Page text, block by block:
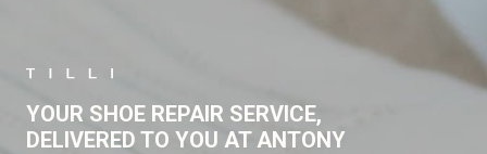
YOUR SHOE REPAIR SERVICE,
DELIVERED TO YOU AT ANTONY